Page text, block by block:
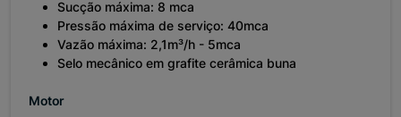
Sucção máxima: 8 mca
Pressão máxima de serviço: 40mca
Vazão máxima: 2,1m³/h - 5mca
Selo mecânico em grafite cerâmica buna
Motor